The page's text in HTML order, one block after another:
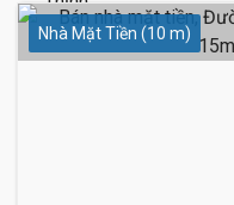
Nhà Mặt Tiền (10 m)